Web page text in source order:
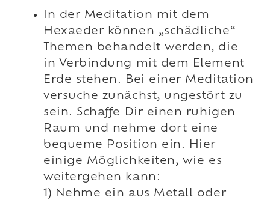
In der Meditation mit dem
Hexaeder können „schädliche“
Themen behandelt werden, die
in Verbindung mit dem Element
Erde stehen. Bei einer Meditation
versuche zunächst, ungestört zu
sein. Schaffe Dir einen ruhigen
Raum und nehme dort eine
bequeme Position ein. Hier
einige Möglichkeiten, wie es
weitergehen kann:
1) Nehme ein aus Metall oder